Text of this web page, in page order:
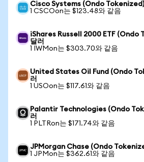
Cisco Systems (Ondo Tokenized)
1 CSCOon는 $123.48와 같음
iShares Russell 2000 ETF (Ondo
달러
1 IWMon는 $303.70와 같음
United States Oil Fund (Ondo
러
1 USOon는 $117.61와 같음
Palantir Technologies (Ondo
러
1 PLTRon는 $171.74와 같음
JPMorgan Chase (Ondo
1 JPMon는 $362.61와 같음